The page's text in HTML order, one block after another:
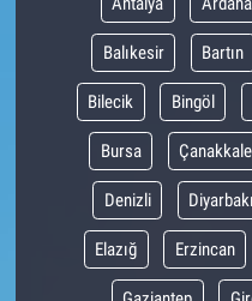
Balıkesir Bartın
Bilecik Bingöl
Bursa Çanakkale
Denizli
Elazığ Erzincan